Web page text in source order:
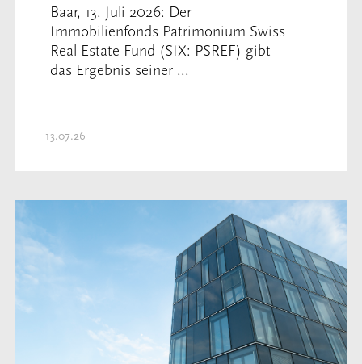
Baar, 13. Juli 2026: Der
Immobilienfonds Patrimonium Swiss
Real Estate Fund (SIX: PSREF) gibt
das Ergebnis seiner ...
13.07.26